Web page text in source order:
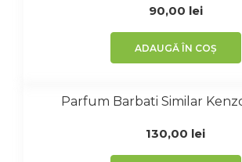
90,00 lei
ADAUGĂ ÎN COȘ
Parfum Barbati Similar
130,00 lei